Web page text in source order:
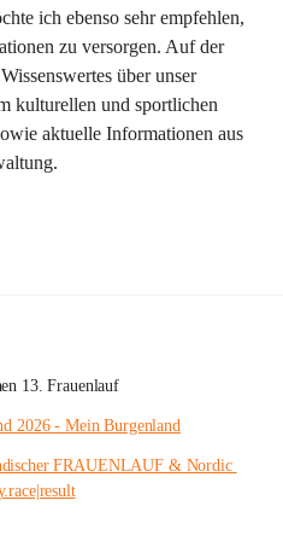
ich ebenso sehr empfehlen,
zu versorgen. Auf der
über unser
kulturellen und sportlichen
aktuelle Informationen aus
13. Frauenlauf
2026 - Mein Burgenland
FRAUENLAUF & Nordic